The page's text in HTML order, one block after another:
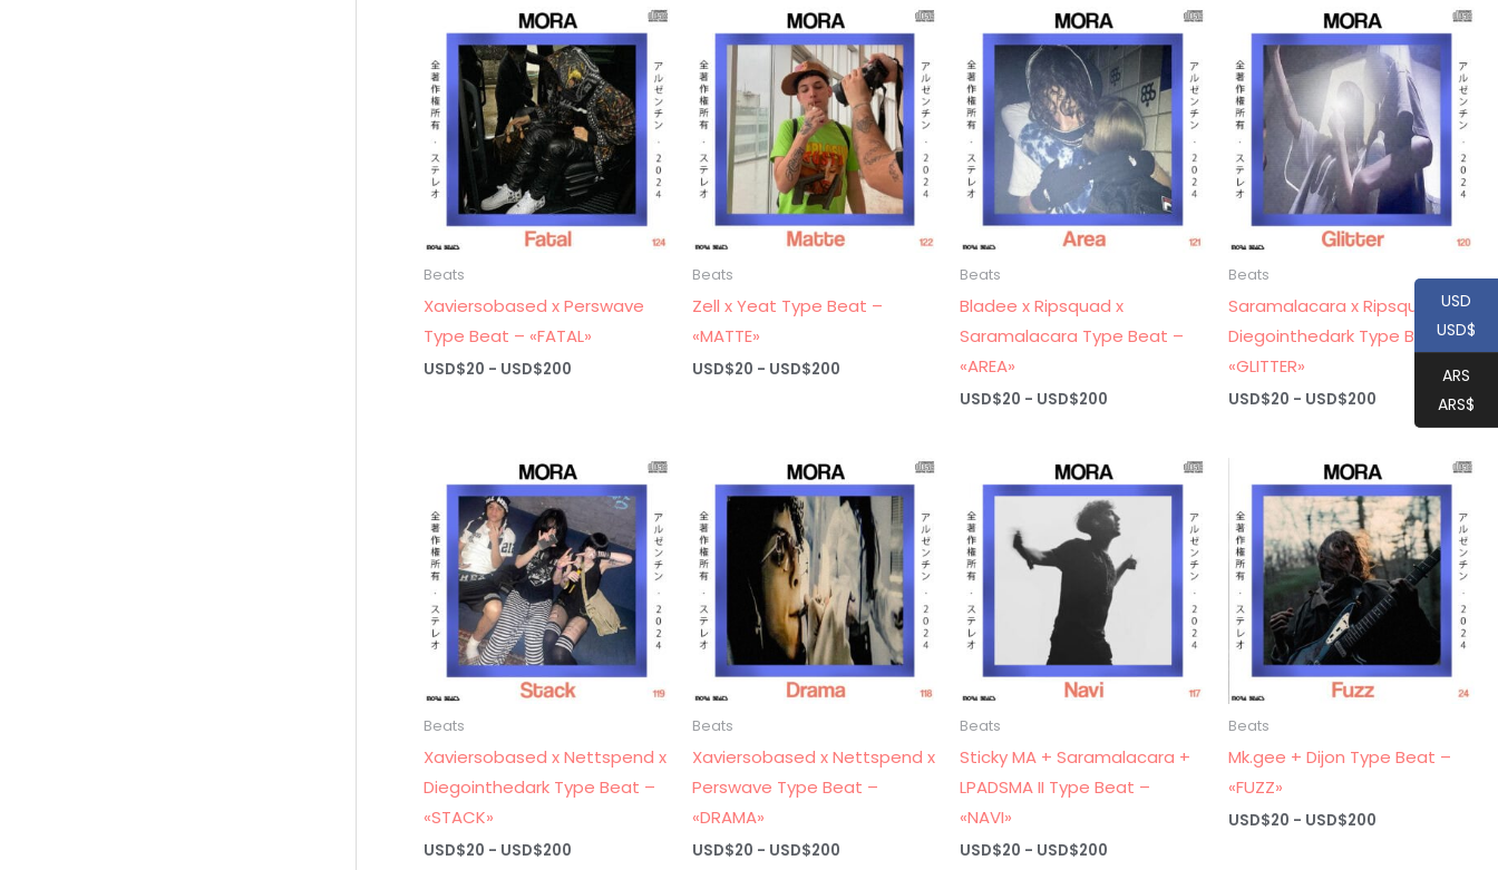
USD$20
hasta
USD$200
USD$20
hasta
USD$200
USD$20
hasta
USD$200
hasta
USD$200
Beats
Xaviersobased x Perswave
Type Beat – «FATAL»
USD$20 - USD$200Rango
hasta
USD$200
Beats
Zell x Yeat Type Beat –
«MATTE»
USD$20 - USD$200Rango
hasta
USD$200
Beats
Bladee x Ripsquad x
Saramalacara Type Beat –
«AREA»
USD$20 - USD$200
USD$20
hasta
USD$200
Beats
Saramalacara x Ripsquad x
Diegointhedark Type Beat –
«GLITTER»
USD$20 - USD$200
USD$20
hasta
USD$200
Beats
Xaviersobased x Nettspend x
Diegointhedark Type Beat –
«STACK»
USD$20 - USD$200Rango
Beats
Xaviersobased x Nettspend x
Perswave Type Beat –
«DRAMA»
USD$20 - USD$200Rango
Beats
Sticky MA + Saramalacara +
LPADSMA II Type Beat –
«NAVI»
USD$20 - USD$200
Beats
Mk.gee + Dijon Type Beat –
«FUZZ»
USD$20 - USD$200
USD
USD$
ARS
ARS$